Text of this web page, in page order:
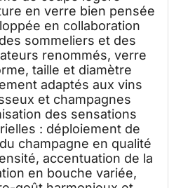
en verre bien pensée
en collaboration
sommeliers et des
renommés, verre
taille et diamètre
adaptés aux vins
et champagnes
des sensations
: déploiement de
champagne en qualité
accentuation de la
en bouche variée,